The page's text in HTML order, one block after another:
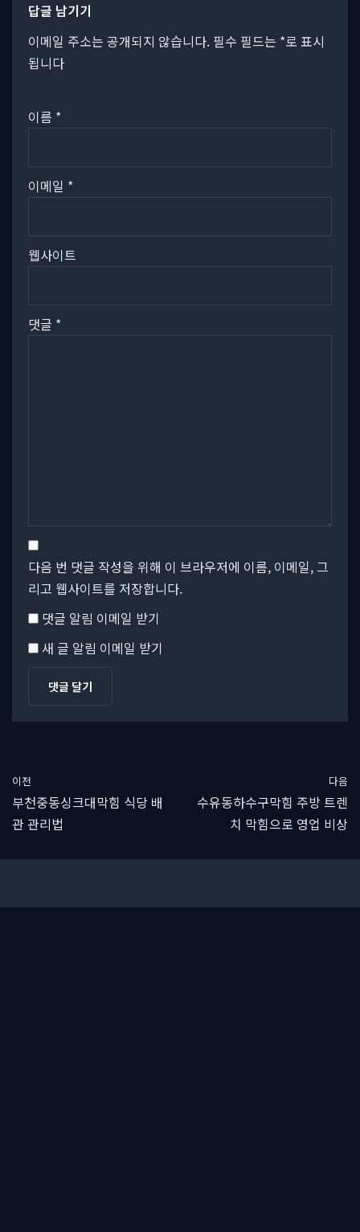
답글 남기기
이메일 주소는 공개되지 않습니다. 필수 필드는 *로 표시
됩니다
이름 *
이메일 *
웹사이트
댓글 *
다음 번 댓글 작성을 위해 이 브라우저에 이름, 이메일, 그
리고 웹사이트를 저장합니다.
댓글 알림 이메일 받기
새 글 알림 이메일 받기
이전
부천중동싱크대막힘 식당 배
관 관리법
다음
수유동하수구막힘 주방 트렌
치 막힘으로 영업 비상